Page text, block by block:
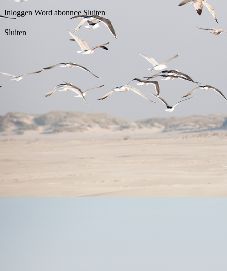
Inloggen Word abonnee Sluiten
Sluiten